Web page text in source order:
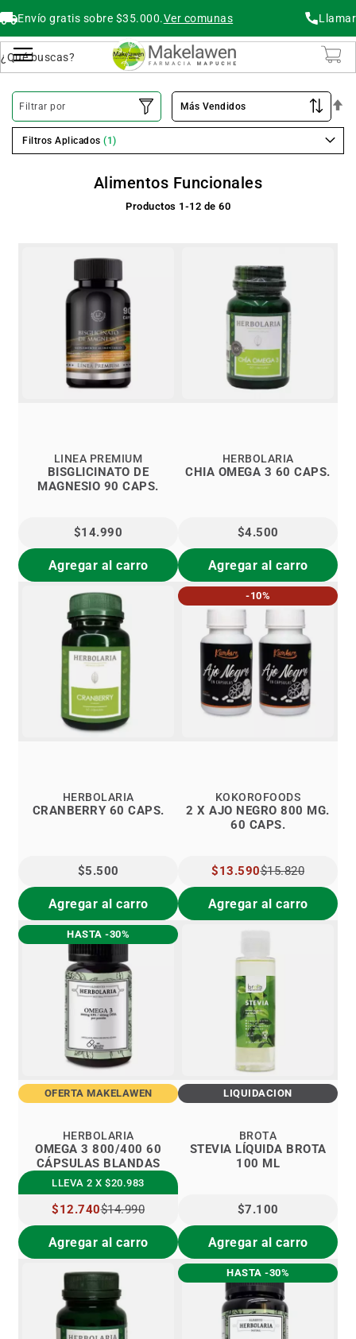
Envío gratis sobre $35.000.Ver comunas Llamar
Alimentos Funcionales
Productos 1 -12 de 60
BISGLICINATO DE
MAGNESIO 90 CAPS.
LINEA PREMIUM
$14.990
Agregar al carro
CHIA OMEGA 3 60 CAPS.
HERBOLARIA
$4.500
Agregar al carro
CRANBERRY 60 CAPS.
HERBOLARIA
$5.500
Agregar al carro
-10%
2 X AJO NEGRO 800 MG.
60 CAPS.
KOKOROFOODS
PRECIO
ESPECIAL
$13.590$15.820
Agregar al carro
HASTA -30%
OFERTA MAKELAWEN
OMEGA 3 800/400 60
CÁPSULAS BLANDAS
HERBOLARIA
LLEVA 2 X $20.983
PRECIO
ESPECIAL
$12.740$14.990
Agregar al carro
LIQUIDACIÓN
STEVIA LÍQUIDA BROTA
100 ML
BROTA
$7.100
Agregar al carro
HASTA -30%
Filtrar por
Filtros Aplicados